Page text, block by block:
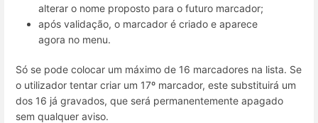
alterar o nome proposto para o futuro marcador;
após validação, o marcador é criado e aparece
agora no menu.
Só se pode colocar um máximo de 16 marcadores na lista. Se
o utilizador tentar criar um 17º marcador, este substituirá um
dos 16 já gravados, que será permanentemente apagado
sem qualquer aviso.